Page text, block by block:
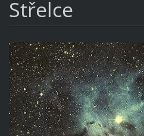
Střelce